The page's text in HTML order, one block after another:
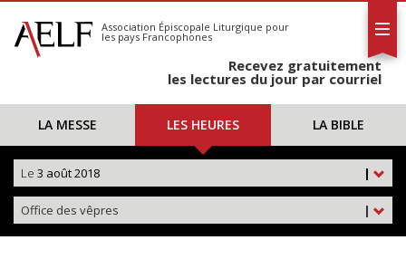
S'abonner
Calendrier
Association Épiscopale Liturgique pour
les pays Francophones
Recevez gratuitement
les lectures du jour par courriel
LA MESSE LES HEURES LA BIBLE
|
Le 3 août 2018
|
Office des vêpres